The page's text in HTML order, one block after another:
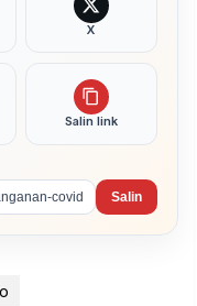
X
Salin link
Salin